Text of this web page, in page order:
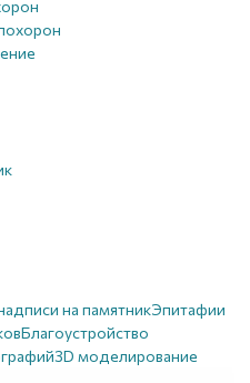
на памятникЭпитафии
Благоустройство
3D моделирование